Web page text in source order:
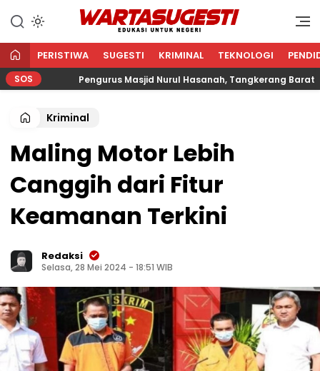
WARTA SUGESTI √ EDUKASI
Edukasi Untuk Negeri
PERISTIWA SUGESTI KRIMINAL TEKNOLOGI
SOS Pengurus Masjid Nurul Hasanah, Tangkerang Barat
Kriminal
Maling Motor Lebih
Canggih dari Fitur
Keamanan Terkini
Redaksi
Selasa, 28 Mei 2024 - 18:51 WIB